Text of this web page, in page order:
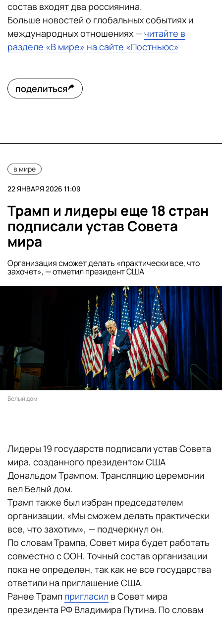
состав входят два россиянина.
Больше новостей о глобальных событиях и
международных отношениях — читайте в
разделе «В мире» на сайте «Постньюс»
поделиться
в мире
22 ЯНВАРЯ 2026 11:09
Трамп и лидеры еще 18 стран
подписали устав Совета
мира
Организация сможет делать «практически все, что
захочет», — отметил президент США
Белый дом
Лидеры 19 государств подписали устав Совета
мира, созданного президентом США
Дональдом Трампом. Трансляцию церемонии
вел Белый дом.
Трамп также был избран председателем
организации. «Мы сможем делать практически
все, что захотим», — подчеркнул он.
По словам Трампа, Совет мира будет работать
совместно с ООН. Точный состав организации
пока не определен, так как не все государства
ответили на приглашение США.
Ранее Трамп пригласил в Совет мира
президента РФ Владимира Путина. По словам